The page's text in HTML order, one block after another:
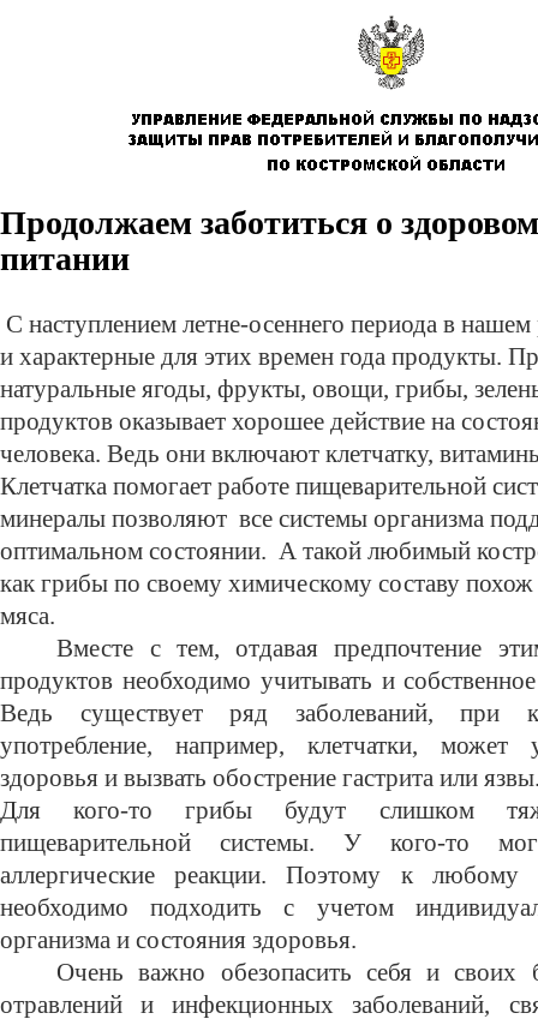
Продолжаем заботиться о
питании
С наступлением летне-осеннего периода в
и характерные для этих времен года продукты.
натуральные ягоды, фрукты, овощи, грибы,
продуктов оказывает хорошее действие на
человека. Ведь они включают клетчатку,
Клетчатка помогает работе пищеварительной
минералы позволяют все системы организма
оптимальном состоянии. А такой любимый
как грибы по своему химическому составу
мяса.
Вместе с тем, отдавая предпочтение
продуктов необходимо учитывать и
Ведь существует ряд заболеваний, при
употребление, например, клетчатки, может
здоровья и вызвать обострение гастрита или
Для кого-то грибы будут слишком
пищеварительной системы. У кого-то
аллергические реакции. Поэтому к любому
необходимо подходить с учетом
организма и состояния здоровья.
Очень важно обезопасить себя и своих
отравлений и инфекционных заболеваний,